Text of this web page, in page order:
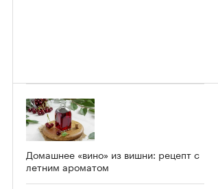
Домашнее «вино» из вишни: рецепт с
летним ароматом